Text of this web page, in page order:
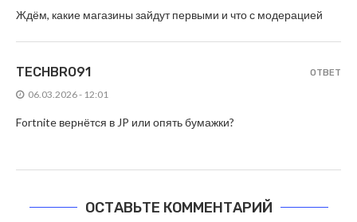
Ждём, какие магазины зайдут первыми и что с модерацией
TECHBRO91
06.03.2026 - 12:01
Fortnite вернётся в JP или опять бумажки?
ОТВЕТ
ОСТАВЬТЕ КОММЕНТАРИЙ